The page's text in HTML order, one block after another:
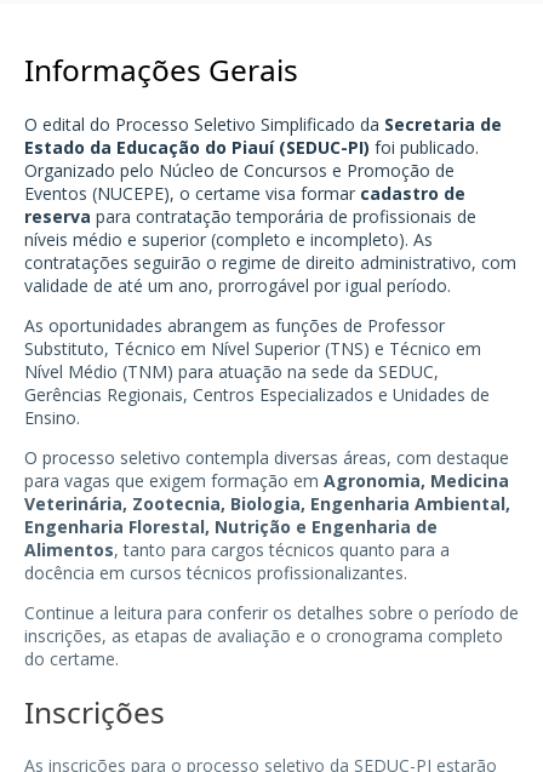
Informações Gerais
O edital do Processo Seletivo Simplificado da Secretaria de
Estado da Educação do Piauí (SEDUC-PI) foi publicado.
Organizado pelo Núcleo de Concursos e Promoção de
Eventos (NUCEPE), o certame visa formar cadastro de
reserva para contratação temporária de profissionais de
níveis médio e superior (completo e incompleto). As
contratações seguirão o regime de direito administrativo, com
validade de até um ano, prorrogável por igual período.
As oportunidades abrangem as funções de Professor
Substituto, Técnico em Nível Superior (TNS) e Técnico em
Nível Médio (TNM) para atuação na sede da SEDUC,
Gerências Regionais, Centros Especializados e Unidades de
Ensino.
O processo seletivo contempla diversas áreas, com destaque
para vagas que exigem formação em Agronomia, Medicina
Veterinária, Zootecnia, Biologia, Engenharia Ambiental,
Engenharia Florestal, Nutrição e Engenharia de
Alimentos, tanto para cargos técnicos quanto para a
docência em cursos técnicos profissionalizantes.
Continue a leitura para conferir os detalhes sobre o período de
inscrições, as etapas de avaliação e o cronograma completo
do certame.
Inscrições
As inscrições para o processo seletivo da SEDUC-PI estarão